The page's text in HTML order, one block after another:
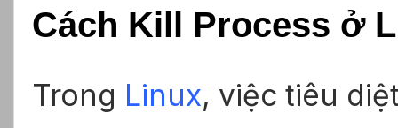
Cách Kill Process ở
Trong Linux, việc tiêu